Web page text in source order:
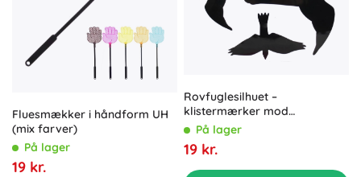
Fluesmækker i håndform UH
(mix farver)
På lager
19 kr.
Rovfuglesilhuet –
klistermærker mod
fuglekollisioner med glas, sæt
med 3 stk.
På lager
19 kr.